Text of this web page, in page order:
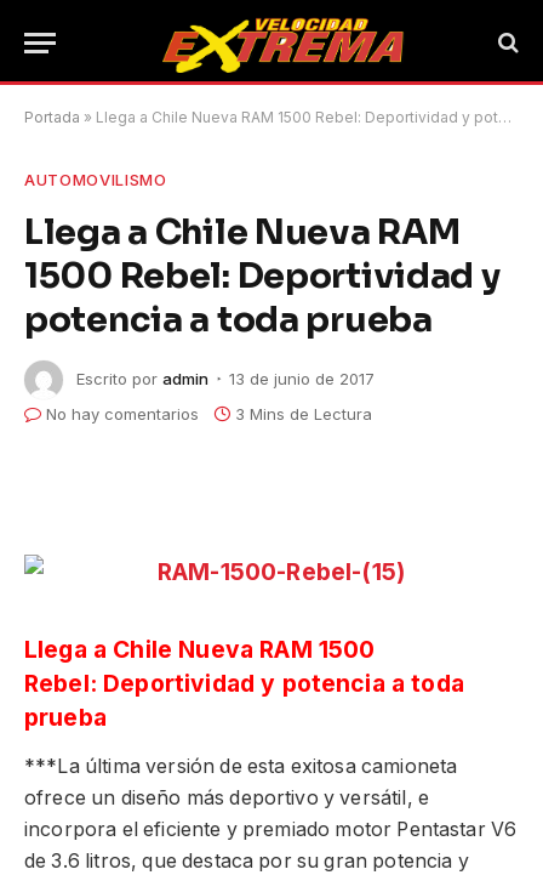
Portada » Llega a Chile Nueva RAM 1500 Rebel: Deportividad y potencia a toda prueba
AUTOMOVILISMO
Llega a Chile Nueva RAM
1500 Rebel: Deportividad y
potencia a toda prueba
Escrito por admin
13 de junio de 2017
No hay comentarios
3 Mins de Lectura
Llega a Chile Nueva RAM 1500
Rebel: Deportividad y potencia a toda
prueba
***La última versión de esta exitosa camioneta
ofrece un diseño más deportivo y versátil, e
incorpora el eficiente y premiado motor Pentastar V6
de 3.6 litros, que destaca por su gran potencia y